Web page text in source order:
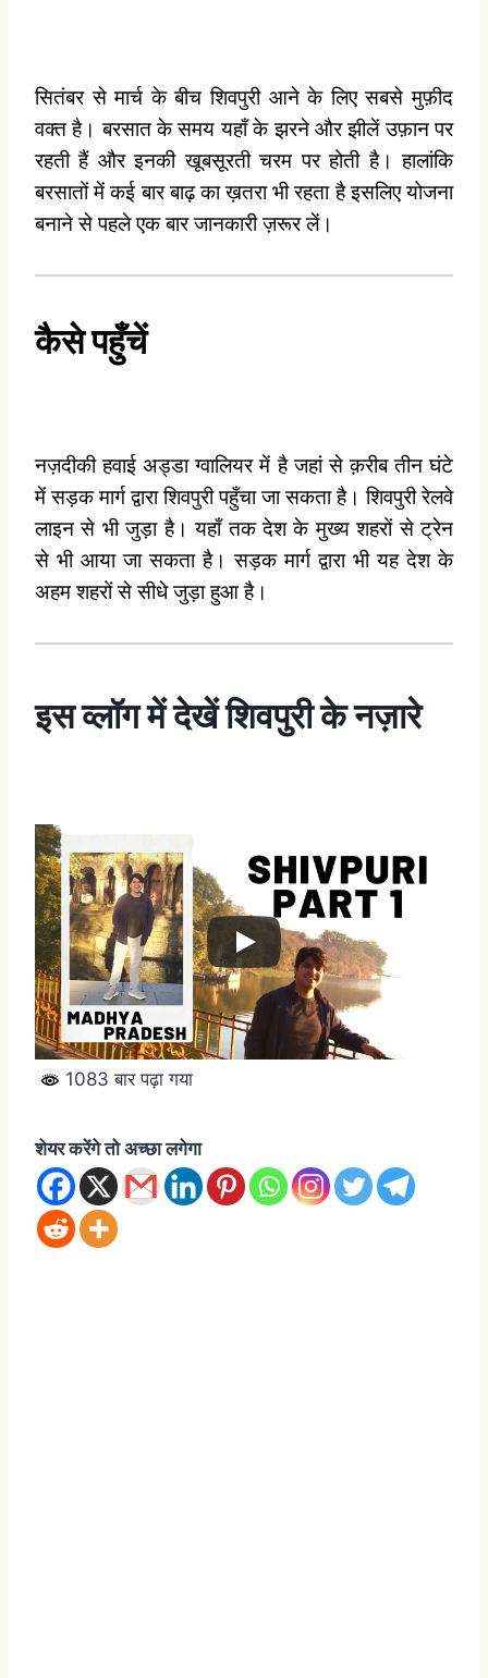
सितंबर से मार्च के बीच शिवपुरी आने के लिए सबसे मुफ़ीद
वक्त है। बरसात के समय यहाँ के झरने और झीलें उफ़ान पर
रहती हैं और इनकी खूबसूरती चरम पर होती है। हालांकि
बरसातों में कई बार बाढ़ का ख़तरा भी रहता है इसलिए योजना
बनाने से पहले एक बार जानकारी ज़रूर लें।
कैसेपहुँचें
नज़दीकी हवाई अड्डा ग्वालियर में है जहां से क़रीब तीन घंटे
में सड़क मार्ग द्वारा शिवपुरी पहुँचा जा सकता है। शिवपुरी रेलवे
लाइन से भी जुड़ा है। यहाँ तक देश के मुख्य शहरों से ट्रेन
से भी आया जा सकता है। सड़क मार्ग द्वारा भी यह देश के
अहम शहरों से सीधे जुड़ा हुआ है।
इस व्लॉग में देखें शिवपुरी के नज़ारे
1083 बार पढ़ा गया
शेयर करेंगे तो अच्छा लगेगा